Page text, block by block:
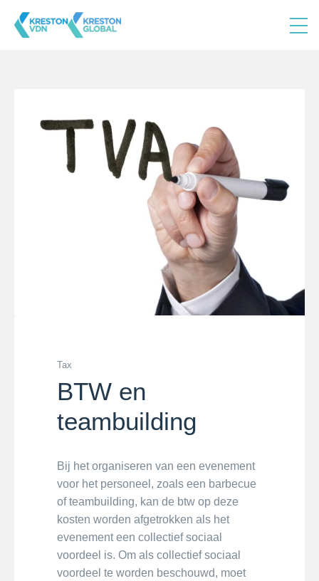
Tax
BTW en
teambuilding
Bij het organiseren van een evenement
voor het personeel, zoals een barbecue
of teambuilding, kan de btw op deze
kosten worden afgetrokken als het
evenement een collectief sociaal
voordeel is. Om als collectief sociaal
voordeel te worden beschouwd, moet